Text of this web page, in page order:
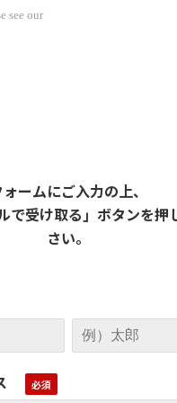
ームにご入力の上、
で受け取る」ボタンを押
さい。
see our